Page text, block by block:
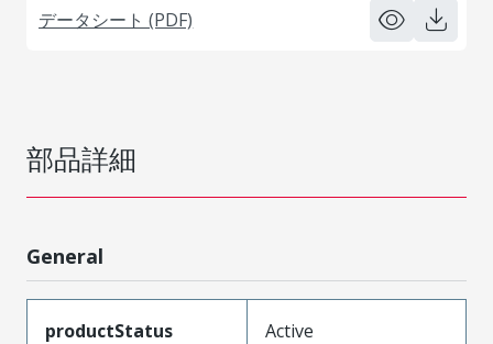
データシート (PDF)
部品詳細
General
productStatus Active